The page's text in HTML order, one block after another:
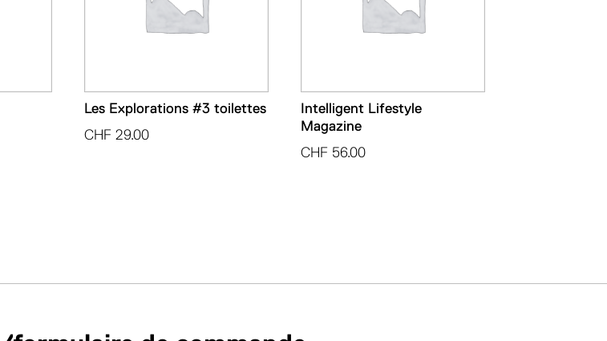
Les Explorations #3 toilettes
CHF 29.00
Intelligent Lifestyle
Magazine
CHF 56.00